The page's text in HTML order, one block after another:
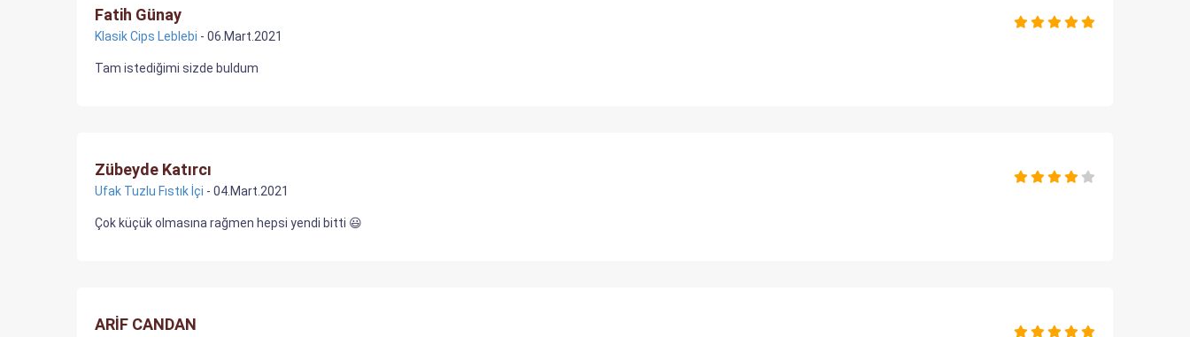
Fatih Günay
Klasik Cips Leblebi - 06.Mart.2021
Tam istediğimi sizde buldum
Zübeyde Katırcı
Ufak Tuzlu Fıstık İçi - 04.Mart.2021
Çok küçük olmasına rağmen hepsi yendi bitti 😃
ARİF CANDAN